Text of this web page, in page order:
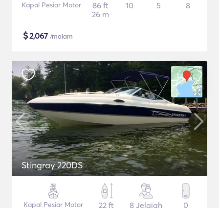
Kapal Pesiar Motor
86 ft
26 m
10 5 8
$2,067 /malam
Stingray 220DS
Kapal Pesiar Motor
22 ft
8 Jelajah 0